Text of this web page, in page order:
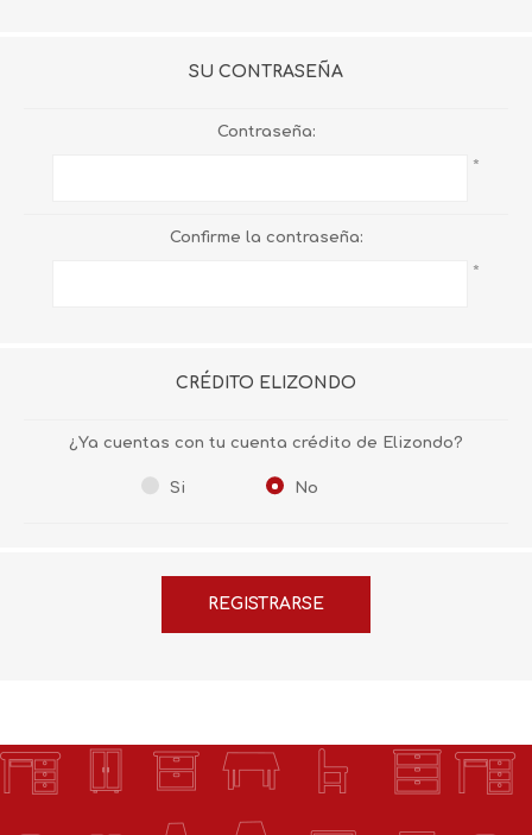
SU CONTRASEÑA
Contraseña:
*
Confirme la contraseña:
*
CRÉDITO ELIZONDO
¿Ya cuentas con tu cuenta crédito de Elizondo?
Si No